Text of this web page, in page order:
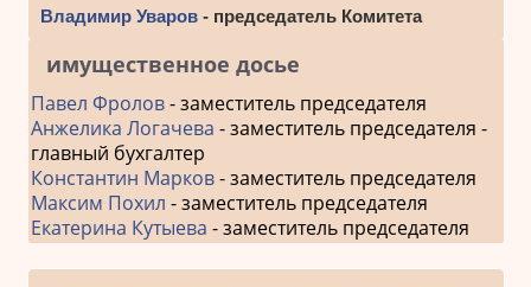
Владимир Уваров- председатель Комитета
имущественное досье
Павел Фролов- заместитель председателя
Анжелика Логачева - заместитель председателя -
главный бухгалтер
Константин Марков- заместитель председателя
Максим Похил - заместитель председателя
Екатерина Кутыева - заместитель председателя